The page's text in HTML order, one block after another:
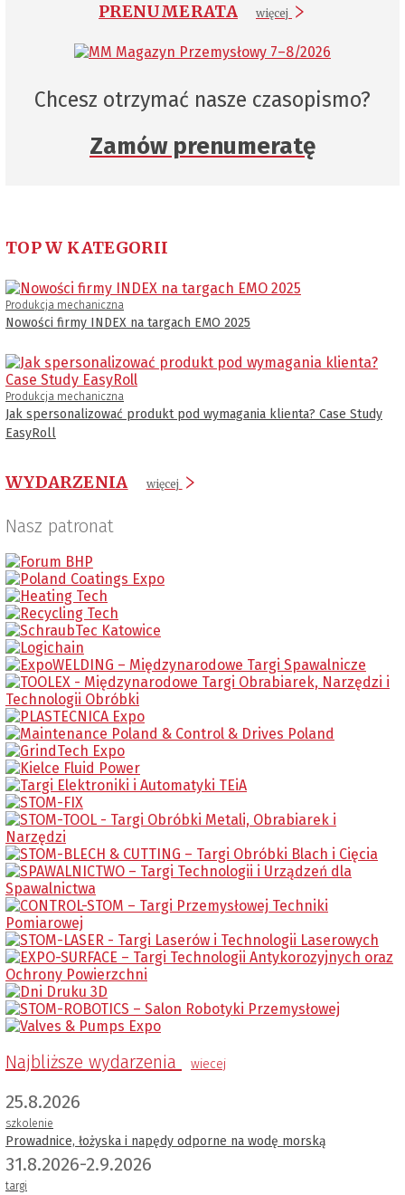
PRENUMERATA więcej
Chcesz otrzymać nasze czasopismo?
Zamów prenumeratę
TOP W KATEGORII
Produkcja mechaniczna
Nowości firmy INDEX na targach EMO 2025
Produkcja mechaniczna
Jak spersonalizować produkt pod wymagania klienta? Case Study
EasyRoll
WYDARZENIA więcej
Nasz patronat
Najbliższe wydarzenia wiecej
25.8.2026
szkolenie
Prowadnice, łożyska i napędy odporne na wodę morską
31.8.2026-2.9.2026
targi